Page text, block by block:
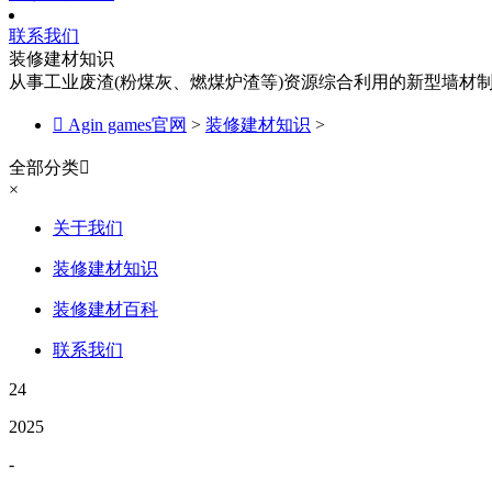
联系我们
装修建材知识
从事工业废渣(粉煤灰、燃煤炉渣等)资源综合利用的新型墙材
 Agin games官网 > 装修建材知识 >
全部分类
×
关于我们
装修建材知识
装修建材百科
联系我们
24
2025
-